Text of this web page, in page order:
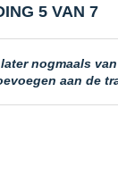
5 VAN 7
nogmaals
aan de